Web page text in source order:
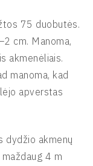
75 duobutės.
cm. Manoma,
akmenėliais.
manoma, kad
apverstas
dydžio akmenų
4 m